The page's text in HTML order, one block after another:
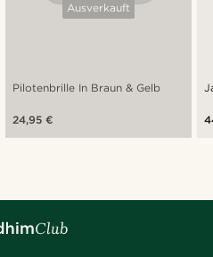
Ausverkauft
Pilotenbrille In Braun & Gelb
24,95 €